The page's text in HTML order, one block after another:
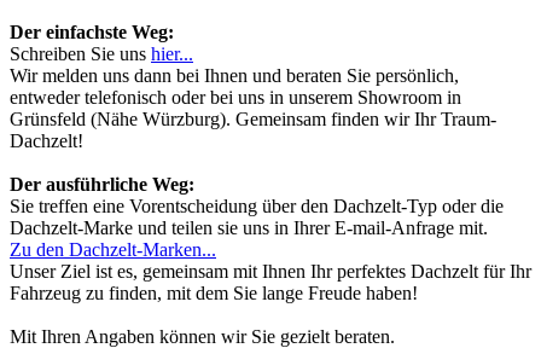
Der einfachste Weg:
Schreiben Sie uns hier...
Wir melden uns dann bei Ihnen und beraten Sie persönlich,
entweder telefonisch oder bei uns in unserem Showroom in
Grünsfeld (Nähe Würzburg). Gemeinsam finden wir Ihr Traum-
Dachzelt!
Der ausführliche Weg:
Sie treffen eine Vorentscheidung über den Dachzelt-Typ oder die
Dachzelt-Marke und teilen sie uns in Ihrer E-mail-Anfrage mit.
Zu den Dachzelt-Marken...
Unser Ziel ist es, gemeinsam mit Ihnen Ihr perfektes Dachzelt für Ihr
Fahrzeug zu finden, mit dem Sie lange Freude haben!
Mit Ihren Angaben können wir Sie gezielt beraten.